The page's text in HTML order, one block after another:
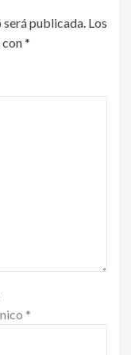
publicada. Los
*
*